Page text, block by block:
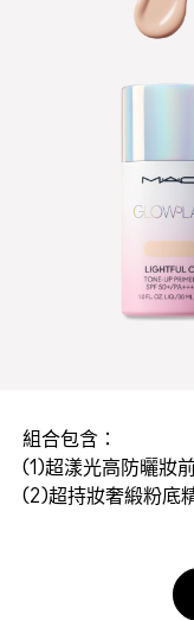
組合包含：
(1)超漾光高防曬妝
(2)超持妝奢緞粉底